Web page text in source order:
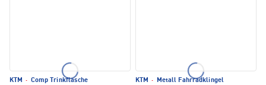
KTM · Comp Trinkflasche KTM · Metall Fahrradklingel